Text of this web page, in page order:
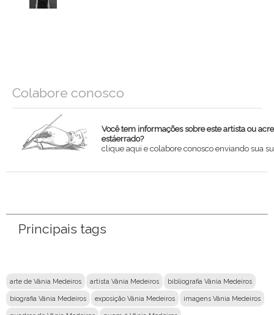
Colabore conosco
Você tem informações sobre este artista ou
estáerrado?
clique aqui e colabore conosco enviando sua
Principais tags
arte de Vânia Medeiros artista Vânia Medeiros bibliografia Vânia Medeiros
biografia Vânia Medeiros exposição Vânia Medeiros imagens Vânia Medeiros